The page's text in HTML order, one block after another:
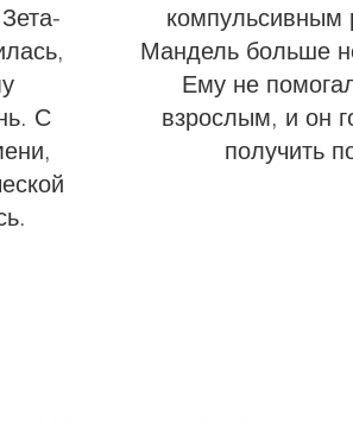
С
компульсивным
Мандель больше
Ему не
взрослым, и он
получить